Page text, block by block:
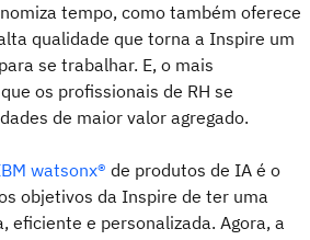
tempo, como também oferece
qualidade que torna a Inspire um
se trabalhar. E, o mais
os profissionais de RH se
de maior valor agregado.
watsonx® de produtos de IA é o
objetivos da Inspire de ter uma
eficiente e personalizada. Agora, a